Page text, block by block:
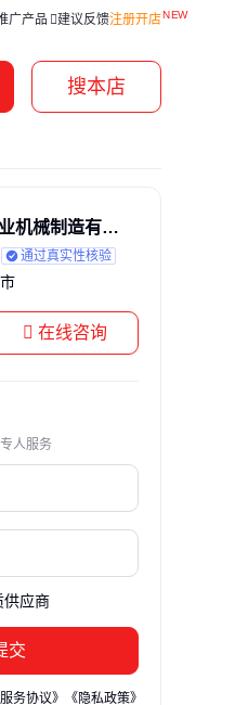
广产品 建议反馈注册开店
搜本店
科学方法，从有机肥
不同生长阶段的施肥
山东牧牛农业机械制造有限公司
通过真实性核验
在线咨询
人服务
供应商
交
务协议》 《隐私政策》